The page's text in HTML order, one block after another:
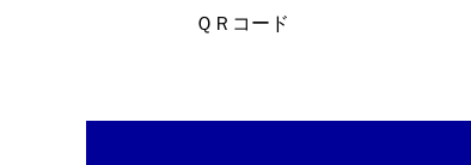
ＱＲコード